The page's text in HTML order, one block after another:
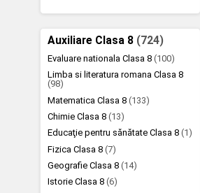
Auxiliare Clasa 8 (724)
Evaluare nationala Clasa 8(100)
Limba si literatura romana Clasa 8
(98)
Matematica Clasa 8(133)
Chimie Clasa 8(13)
Educaţie pentru sănătate Clasa 8(1)
Fizica Clasa 8(7)
Geografie Clasa 8(14)
Istorie Clasa 8(6)